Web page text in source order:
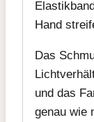
Hand
Das
und das
genau wie